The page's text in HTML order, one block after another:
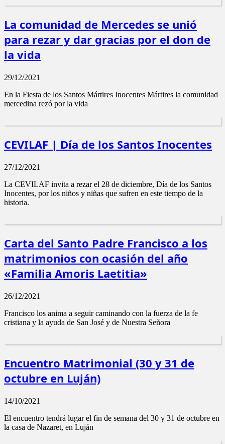
La comunidad de Mercedes se unió
para rezar y dar gracias por el don de
la vida
29/12/2021
En la Fiesta de los Santos Mártires Inocentes Mártires la comunidad
mercedina rezó por la vida
CEVILAF | Día de los Santos Inocentes
27/12/2021
La CEVILAF invita a rezar el 28 de diciembre, Día de los Santos
Inocentes, por los niños y niñas que sufren en este tiempo de la
historia.
​Carta ​del Santo Padre Francisco ​a los
matrimonios con ocasión del año
«Familia Amoris Laetitia»
26/12/2021
Francisco los anima a seguir caminando con la fuerza de la fe
cristiana y la ayuda de San José y de Nuestra Señora
Encuentro Matrimonial (30 y 31 de
octubre en Luján)
14/10/2021
El encuentro tendrá lugar el fin de semana del 30 y 31 de octubre en
la casa de Nazaret, en Luján